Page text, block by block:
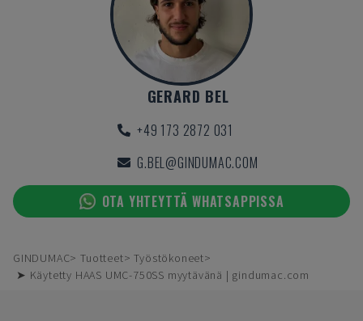
GERARD BEL
+49 173 2872 031
G.BEL@GINDUMAC.COM
OTA YHTEYTTÄ WHATSAPPISSA
GINDUMAC Tuotteet
Työstökoneet
➤ Käytetty HAAS UMC-750SS myytävänä | gindumac.com